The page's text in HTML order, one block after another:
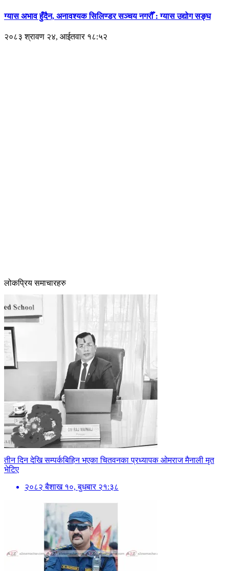
ग्यास अभाव हुँदैन, अनावश्यक सिलिण्डर सञ्चय नगरौँ : ग्यास उद्योग सङ्घ
२०८३ श्रावण २४, आईतवार १८:५२
लोकप्रिय समाचारहरु
तीन दिन देखि सम्पर्कबिहिन भएका चितवनका प्रध्यापक ओमराज मैनाली मृत
भेटिए
२०८२ बैशाख १०, बुधबार २१:३८